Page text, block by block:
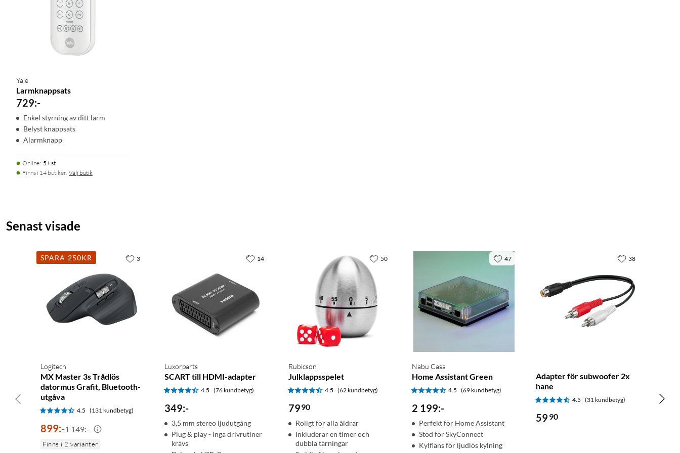
Yale
Larmknappsats
729:-
Enkel styrning av ditt larm
Belyst knappsats
Alarmknapp
Online: 5+ st
Finns i 14 butiker. Välj butik
Senast visade
SPARA 250KR
Logitech
MX Master 3s Trådlös
datormus Grafit, Bluetooth-
utgåva
4.5 (131 kundbetyg)
899:-1 149:-
Finns i 2 varianter
3
Luxorparts
SCART till HDMI-adapter
4.5 (76 kundbetyg)
349:-
3,5 mm stereo ljudutgång
Plug & play - inga drivrutiner
krävs
14
Rubicson
Julklappsspelet
4.5 (62 kundbetyg)
7990
Roligt för alla åldrar
Inkluderar en timer och
dubbla tärningar
50
Nabu Casa
Home Assistant Green
4.5 (69 kundbetyg)
2 199:-
Perfekt för Home Assistant
Stöd för SkyConnect
Kylfläns för ljudlös kylning
47
Adapter för subwoofer 2x
hane
4.5 (31 kundbetyg)
59 90
38